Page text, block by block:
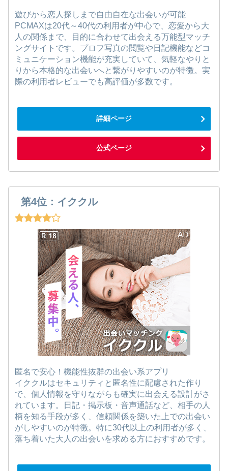
遊びから恋人探しまで自由自在な出会いが可能
PCMAXは20代～40代の利用者が中心で、恋愛から大
人の関係まで、目的に合わせて出会える万能型マッチ
ングサイトです。プロフ写真の閲覧や日記機能などコ
ミュニケーション機能が充実していて、気軽なやりと
りから本格的な出会いへと繋がりやすいのが特徴。実
際の利用者レビューでも高評価が多数です。
詳細ページ
公式ページ
第4位：イククル
匿名で安心！機能性抜群の出会い系アプリ
イククルはセキュリティと匿名性に配慮された作り
で、個人情報を守りながらも確実に出会える設計がさ
れています。日記・掲示板・音声通話など、相手の人
柄を知る手段が多く、信頼関係を築いた上での出会い
がしやすいのが特徴。特に30代以上の利用者が多く、
落ち着いた大人の出会いを求める方におすすめです。